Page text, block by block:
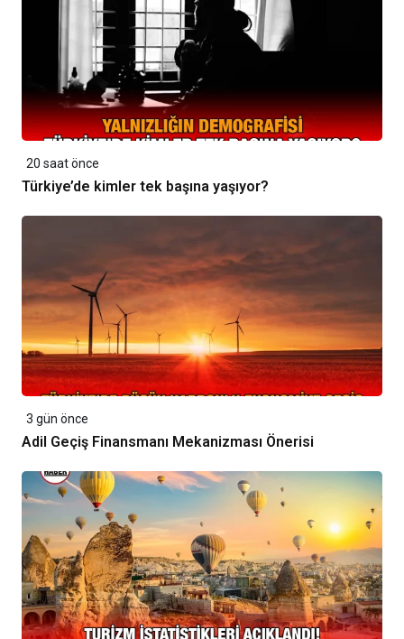
20 saat önce
Türkiye’de kimler tek başına yaşıyor?
3 gün önce
Adil Geçiş Finansmanı Mekanizması Önerisi